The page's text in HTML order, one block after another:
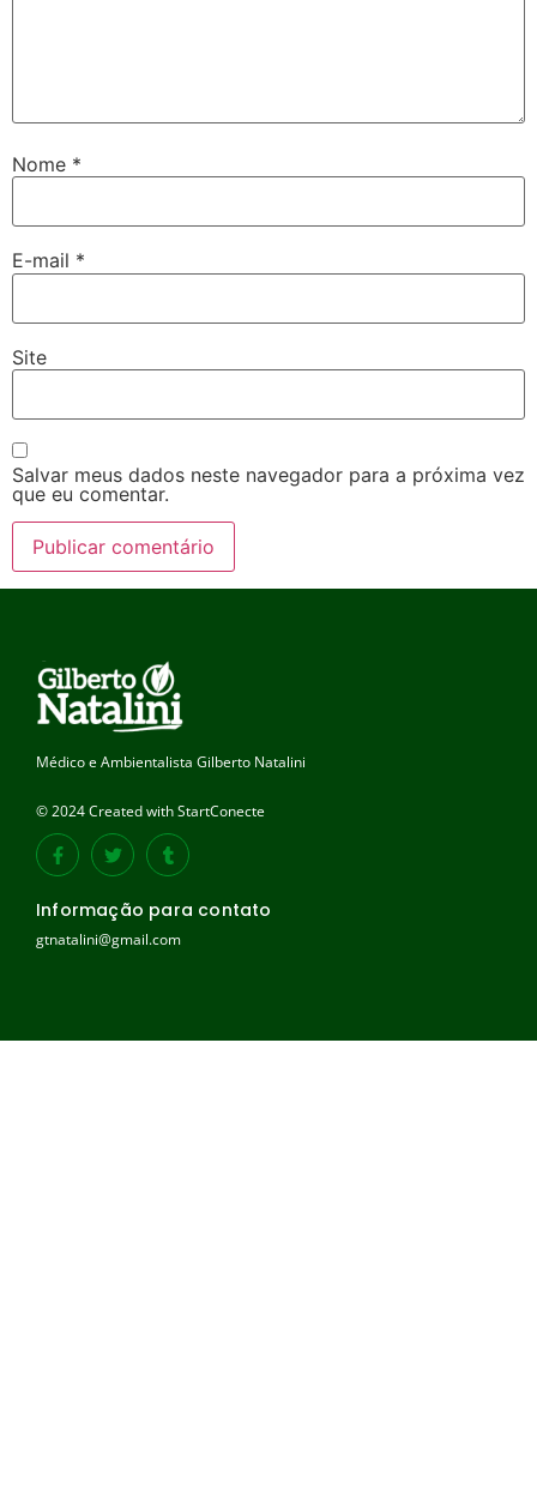
Nome *
E-mail *
Site
Salvar meus dados neste navegador para a próxima vez
que eu comentar.
Médico e Ambientalista Gilberto Natalini
© 2024 Created with StartConecte
Informação para contato
gtnatalini@gmail.com